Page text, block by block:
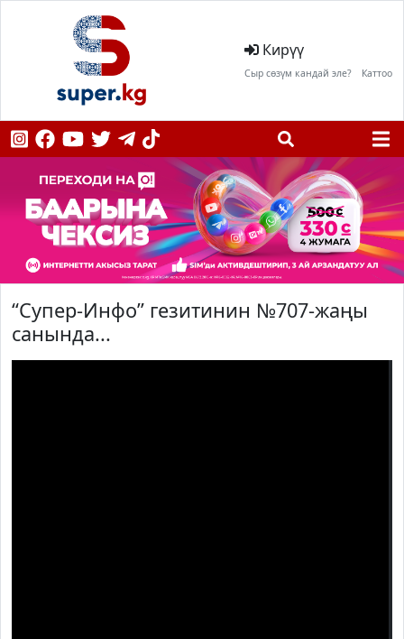
Кирүү
Сыр сөзүм кандай эле? Каттоо
“Супер-Инфо” гезитинин №707-жаңы
санында...